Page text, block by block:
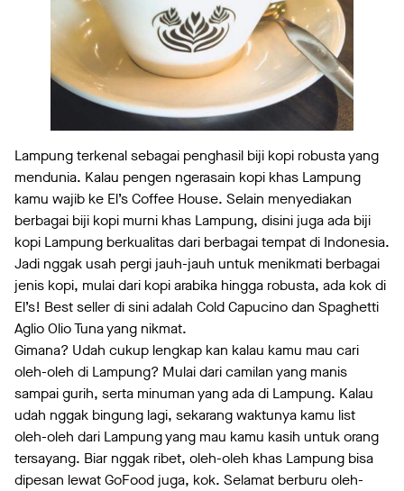
Lampung terkenal sebagai penghasil biji kopi robusta yang
mendunia. Kalau pengen ngerasain kopi khas Lampung
kamu wajib ke El’s Coffee House. Selain menyediakan
berbagai biji kopi murni khas Lampung, disini juga ada biji
kopi Lampung berkualitas dari berbagai tempat di Indonesia.
Jadi nggak usah pergi jauh-jauh untuk menikmati berbagai
jenis kopi, mulai dari kopi arabika hingga robusta, ada kok di
El’s! Best seller di sini adalah Cold Capucino dan Spaghetti
Aglio Olio Tuna yang nikmat.
Gimana? Udah cukup lengkap kan kalau kamu mau cari
oleh-oleh di Lampung? Mulai dari camilan yang manis
sampai gurih, serta minuman yang ada di Lampung. Kalau
udah nggak bingung lagi, sekarang waktunya kamu list
oleh-oleh dari Lampung yang mau kamu kasih untuk orang
tersayang. Biar nggak ribet, oleh-oleh khas Lampung bisa
dipesan lewat GoFood juga, kok. Selamat berburu oleh-